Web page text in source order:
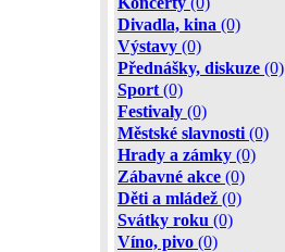
Divadla, kina (0)
Výstavy (0)
Přednášky, diskuze (0)
Sport (0)
Festivaly (0)
Městské slavnosti (0)
Hrady a zámky (0)
Zábavné akce (0)
Děti a mládež (0)
Svátky roku (0)
Víno, pivo (0)